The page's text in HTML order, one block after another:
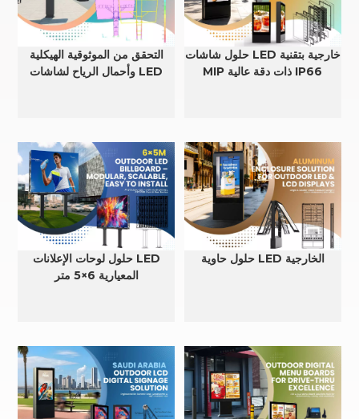
التحقق من الموثوقية الهيكلية
وأحمال الرياح لشاشات LED
حلول شاشات LED خارجية بتقنية
MIP ذات دقة عالية IP66
حلول لوحات الإعلانات LED
المعيارية 6×5 متر
حلول حاوية LED الخارجية